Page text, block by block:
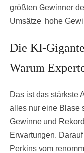
größten Gewinner
Umsätze, hohe
Die KI-
Warum
Das ist das stärkste
alles nur eine Blase
Gewinne und
Erwartungen.
Perkins vom